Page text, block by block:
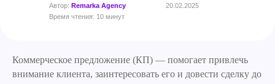
Автор: Remarka Agency
20.02.2025
Время чтения: 10 минут
Коммерческое предложение (КП) — помогает привлечь
внимание клиента, заинтересовать его и довести сделку до